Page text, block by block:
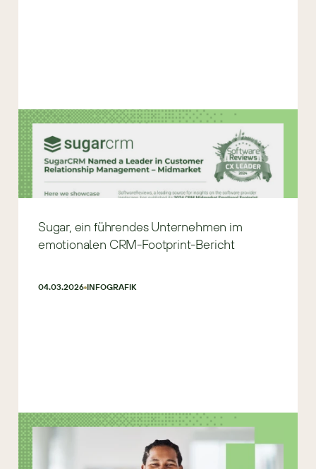
Sugar, ein führendes Unternehmen im
emotionalen CRM-Footprint-Bericht
04.03.2026 INFOGRAFIK